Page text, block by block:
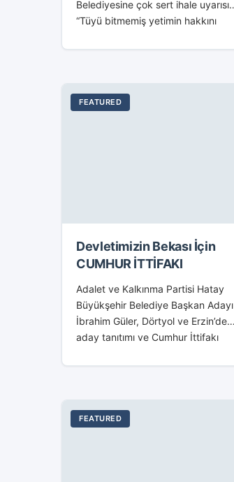
Belediyesine çok sert ihale uyarısı;
“Tüyü bitmemiş yetimin hakkını
yedirmeyeceğiz. Büyükşehir’in
FEATURED
Devletimizin Bekası İçin
CUMHUR İTTİFAKI
Adalet ve Kalkınma Partisi Hatay
Büyükşehir Belediye Başkan Adayı
İbrahim Güler, Dörtyol ve Erzin’de
aday tanıtımı ve Cumhur İttifakı
Parti ve MHP Milletvekilleri,
FEATURED